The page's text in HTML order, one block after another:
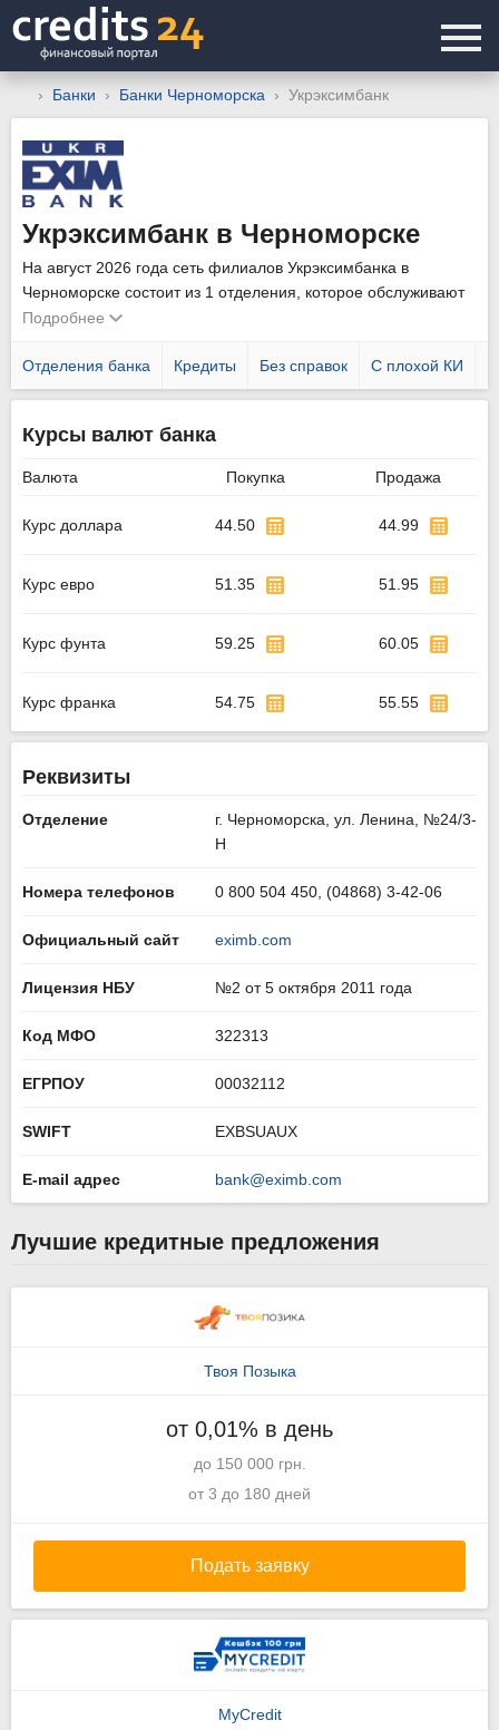
Банки Банки Черноморска Укрэксимбанк
Укрэксимбанк в Черноморске
На август 2026 года сеть филиалов Укрэксимбанка в
Черноморске состоит из 1 отделения, которое обслуживают
как физических, так и юридических лиц. Уточнить график
горячей линии0 800 504 450
Подробнее
Отделения банка Кредиты Без справок С плохой КИ
Курсы валют банка
Валюта Покупка Продажа
Курс доллара 44.50 44.99
Курс евро 51.35 51.95
Курс фунта 59.25 60.05
Курс франка 54.75 55.55
Реквизиты
Отделение
г. Черноморска, ул. Ленина, №24/3-
Н
Номера телефонов 0 800 504 450, (04868) 3-42-06
Официальный сайт eximb.com
Лицензия НБУ №2 от 5 октября 2011 года
Код МФО 322313
ЕГРПОУ 00032112
SWIFT EXBSUAUX
E-mail адрес bank@eximb.com
Лучшие кредитные предложения
Твоя Позыка
от 0,01% в день
до 150 000 грн.
от 3 до 180 дней
Подать заявку
MyCredit